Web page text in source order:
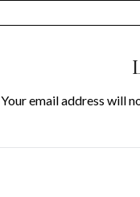
Your email address will